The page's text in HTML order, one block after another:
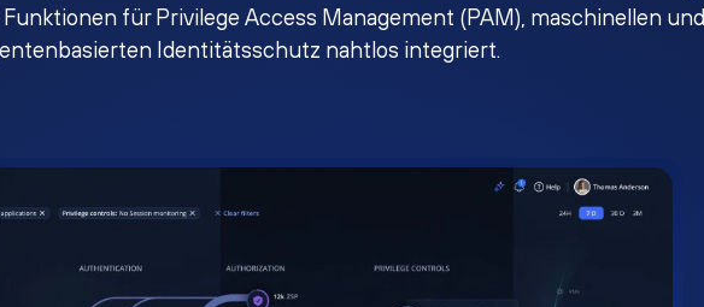
für Privilege Access Management (PAM), maschinellen und
Identitätsschutz nahtlos integriert.